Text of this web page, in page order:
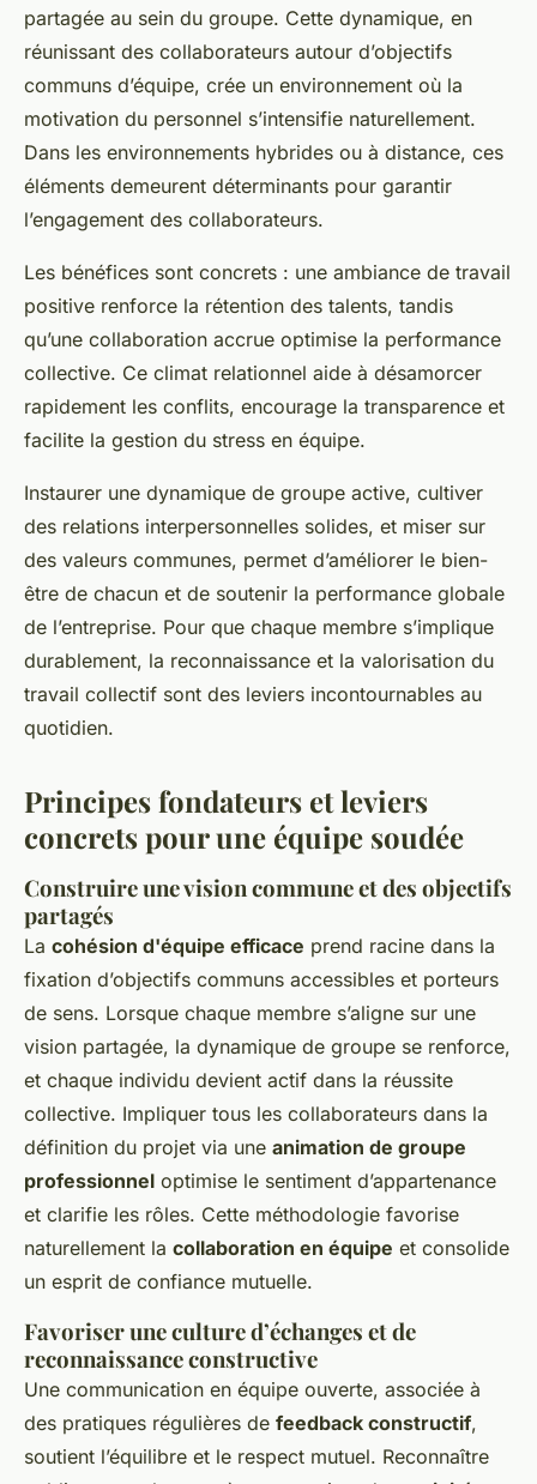
partagée au sein du groupe. Cette dynamique, en
réunissant des collaborateurs autour d’objectifs
communs d’équipe, crée un environnement où la
motivation du personnel s’intensifie naturellement.
Dans les environnements hybrides ou à distance, ces
éléments demeurent déterminants pour garantir
l’engagement des collaborateurs.
Les bénéfices sont concrets : une ambiance de travail
positive renforce la rétention des talents, tandis
qu’une collaboration accrue optimise la performance
collective. Ce climat relationnel aide à désamorcer
rapidement les conflits, encourage la transparence et
facilite la gestion du stress en équipe.
Instaurer une dynamique de groupe active, cultiver
des relations interpersonnelles solides, et miser sur
des valeurs communes, permet d’améliorer le bien-
être de chacun et de soutenir la performance globale
de l’entreprise. Pour que chaque membre s’implique
durablement, la reconnaissance et la valorisation du
travail collectif sont des leviers incontournables au
quotidien.
Principes fondateurs et leviers
concrets pour une équipe soudée
Construire une vision commune et des objectifs
partagés
La cohésion d'équipe efficace prend racine dans la
fixation d’objectifs communs accessibles et porteurs
de sens. Lorsque chaque membre s’aligne sur une
vision partagée, la dynamique de groupe se renforce,
et chaque individu devient actif dans la réussite
collective. Impliquer tous les collaborateurs dans la
définition du projet via une animation de groupe
professionnel optimise le sentiment d’appartenance
et clarifie les rôles. Cette méthodologie favorise
naturellement la collaboration en équipe et consolide
un esprit de confiance mutuelle.
Favoriser une culture d’échanges et de
reconnaissance constructive
Une communication en équipe ouverte, associée à
des pratiques régulières de feedback constructif,
soutient l’équilibre et le respect mutuel. Reconnaître